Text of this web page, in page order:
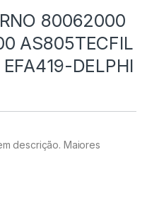
80062000
AS805TECFIL
DELPHI
descrição. Maiores